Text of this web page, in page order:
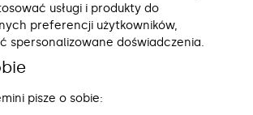
usługi i produkty do
preferencji użytkowników,
spersonalizowane doświadczenia.
pisze o sobie: